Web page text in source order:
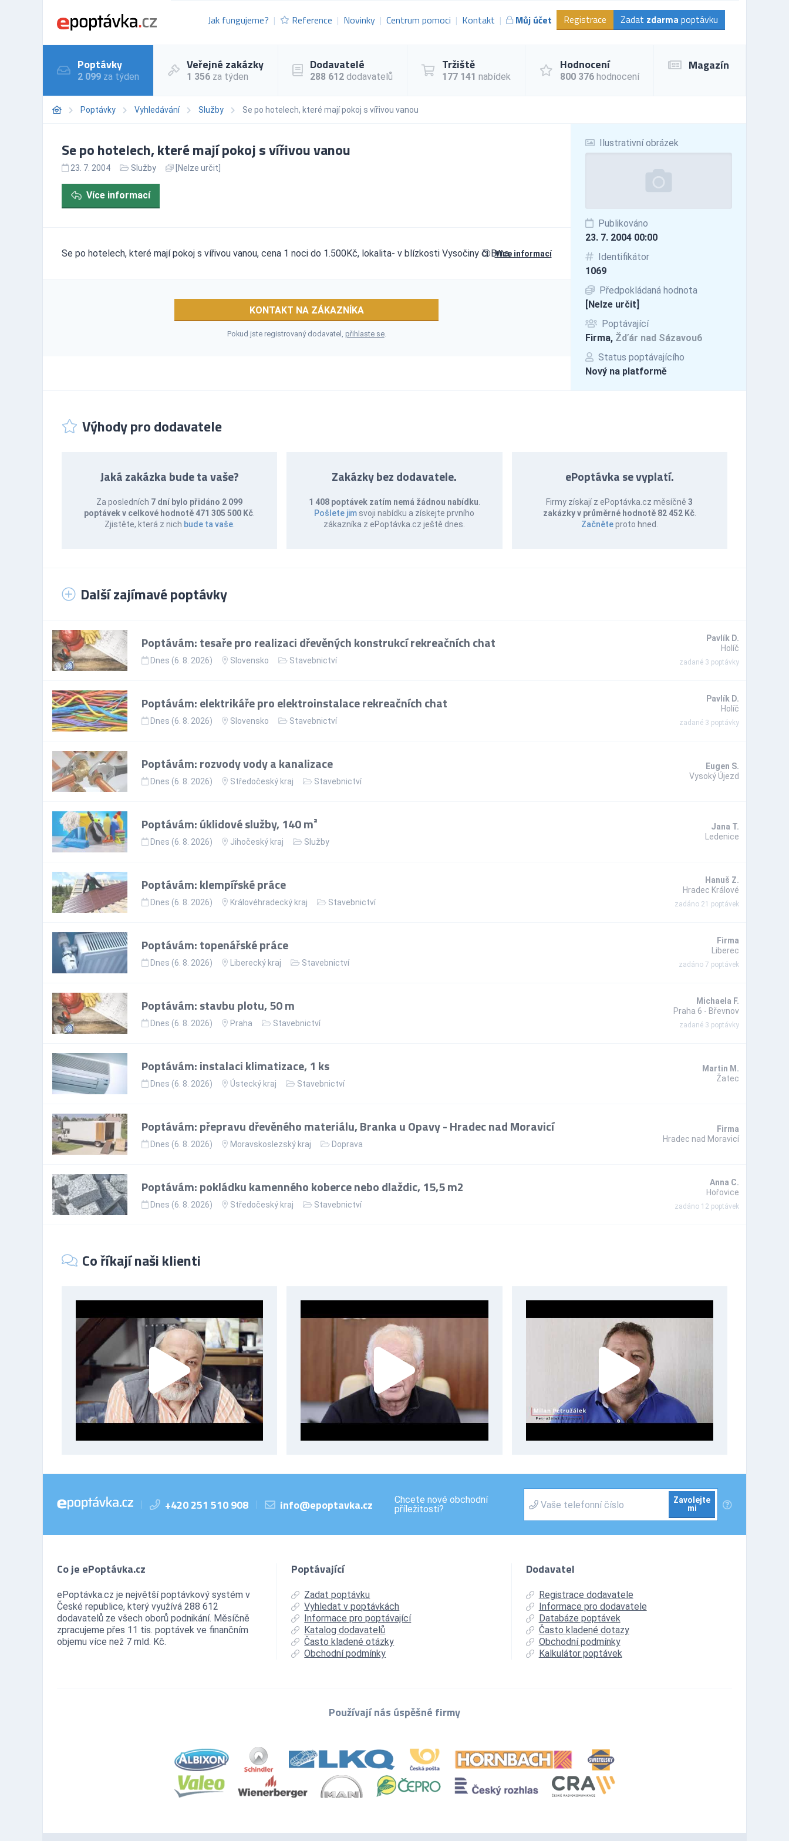
Jak fungujeme? Reference Novinky Centrum pomoci Kontakt Můj účet Registrace Zadat zdarma poptávku
Poptávky
2 099 za týden
Veřejné zakázky
1 356 za týden
Dodavatelé
288 612 dodavatelů
Tržiště
177 141 nabídek
Hodnocení
800 376 hodnocení
Magazín
Poptávky Vyhledávání Služby Se po hotelech, které mají pokoj s vířivou vanou
Ilustrativní obrázek
Publikováno
23. 7. 2004 00:00
Identifikátor
1069
Předpokládaná hodnota
[Nelze určit]
Poptávající
Firma, Žďár nad Sázavou6
Status poptávajícího
Nový na platformě
Se po hotelech, které mají pokoj s vířivou vanou
23. 7. 2004 Služby [Nelze určit]
Více informací
Se po hotelech, které mají pokoj s vířivou vanou, cena 1 noci do 1.500Kč, lokalita- v blízkosti Vysočiny či Brna,Více informací
KONTAKT NA ZÁKAZNÍKA
Pokud jste registrovaný dodavatel, přihlaste se.
Výhody pro dodavatele
Jaká zakázka bude ta vaše?
Za posledních 7 dní bylo přidáno 2 099
poptávek v celkové hodnotě 471 305 500 Kč
Zjistěte, která z nich bude ta vaše.
Zakázky bez dodavatele.
1 408 poptávek zatím nemá žádnou nabídku
Pošlete jim svoji nabídku a získejte prvního
zákazníka z ePoptávka.cz ještě dnes.
ePoptávka se vyplatí.
Firmy získají z ePoptávka.cz měsíčně3
zakázky v průměrné hodnotě 82 452 Kč.
Začněteproto hned.
Další zajímavé poptávky
Poptávám: tesaře pro realizaci dřevěných konstrukcí rekreačních chat
Dnes (6. 8. 2026) Slovensko Stavebnictví
Pavlík D.
Holíč
zadané 3 poptávky
Poptávám: elektrikáře pro elektroinstalace rekreačních chat
Dnes (6. 8. 2026) Slovensko Stavebnictví
Pavlík D.
Holíč
zadané 3 poptávky
Poptávám: rozvody vody a kanalizace
Dnes (6. 8. 2026) Středočeský kraj Stavebnictví
Eugen S.
Vysoký Újezd
Poptávám: úklidové služby, 140 m²
Dnes (6. 8. 2026) Jihočeský kraj Služby
Jana T.
Ledenice
Poptávám: klempířské práce
Dnes (6. 8. 2026) Královéhradecký kraj Stavebnictví
Hanuš Z.
Hradec Králové
zadáno 21 poptávek
Poptávám: topenářské práce
Dnes (6. 8. 2026) Liberecký kraj Stavebnictví
Firma
Liberec
zadáno 7 poptávek
Poptávám: stavbu plotu, 50 m
Dnes (6. 8. 2026) Praha Stavebnictví
Michaela F.
Praha 6 - Břevnov
zadané 3 poptávky
Poptávám: instalaci klimatizace, 1 ks
Dnes (6. 8. 2026) Ústecký kraj Stavebnictví
Martin M.
Žatec
Poptávám: přepravu dřevěného materiálu, Branka u Opavy - Hradec nad Moravicí
Dnes (6. 8. 2026) Moravskoslezský kraj Doprava
Firma
Hradec nad Moravicí
Poptávám: pokládku kamenného koberce nebo dlaždic, 15,5 m2
Dnes (6. 8. 2026) Středočeský kraj Stavebnictví
Anna C.
Hořovice
zadáno 12 poptávek
Co říkají naši klienti
| +420 251 510 908 | info@epoptavka.cz
Chcete nové obchodní
příležitosti?
Zavolejte
mi
Co je ePoptávka.cz
ePoptávka.cz je největší poptávkový systém v
České republice, který využívá 288 612
dodavatelů ze všech oborů podnikání. Měsíčně
zpracujeme přes 11 tis. poptávek ve finančním
objemu více než 7 mld. Kč.
Poptávající
Zadat poptávku
Vyhledat v poptávkách
Informace pro poptávající
Katalog dodavatelů
Často kladené otázky
Obchodní podmínky
Dodavatel
Registrace dodavatele
Informace pro dodavatele
Databáze poptávek
Často kladené dotazy
Obchodní podmínky
Kalkulátor poptávek
Používají nás úspěšné firmy